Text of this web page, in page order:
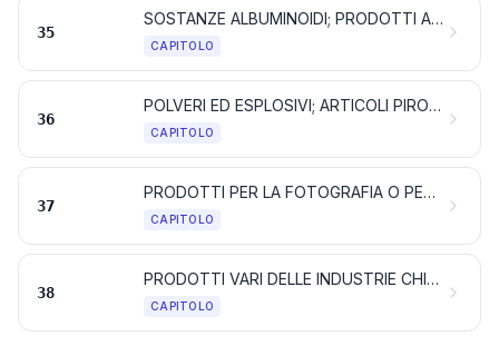
35
SOSTANZE ALBUMINOIDI; PRODOTTI A BASE DI AMIDI O DI FECOLE MODIFICATI; COLLE; ENZIMI
CAPITOLO
36
POLVERI ED ESPLOSIVI; ARTICOLI PIROTECNICI; FIAMMIFERI; LEGHE PIROFORICHE; SOSTANZE INFIAMMABILI
CAPITOLO
37
PRODOTTI PER LA FOTOGRAFIA O PER LA CINEMATOGRAFIA
CAPITOLO
38
PRODOTTI VARI DELLE INDUSTRIE CHIMICHE
CAPITOLO